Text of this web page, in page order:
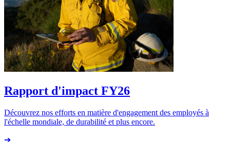
Rapport d'impact FY26
Découvrez nos efforts en matière d'engagement des employés à
l'échelle mondiale, de durabilité et plus encore.
➔